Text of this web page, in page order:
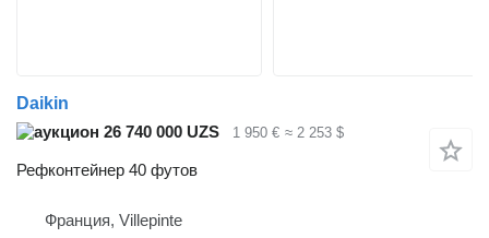
Daikin
26 740 000 UZS
1 950 € ≈ 2 253 $
Рефконтейнер 40 футов
Франция, Villepinte